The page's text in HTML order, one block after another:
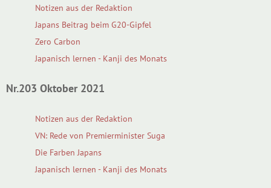
Notizen aus der Redaktion
Japans Beitrag beim G20-Gipfel
Zero Carbon
Japanisch lernen - Kanji des Monats
Nr.203 Oktober 2021
Notizen aus der Redaktion
VN: Rede von Premierminister Suga
Die Farben Japans
Japanisch lernen - Kanji des Monats